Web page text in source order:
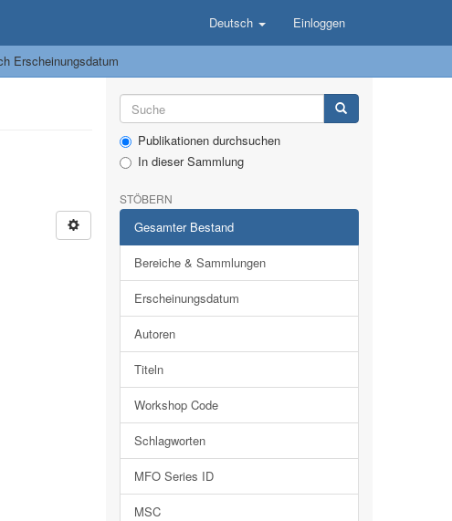
Deutsch Einloggen
Erscheinungsdatum
Publikationen durchsuchen
In dieser Sammlung
STÖBERN
Gesamter Bestand
Bereiche & Sammlungen
Erscheinungsdatum
Autoren
Titeln
Workshop Code
Schlagworten
MFO Series ID
MSC